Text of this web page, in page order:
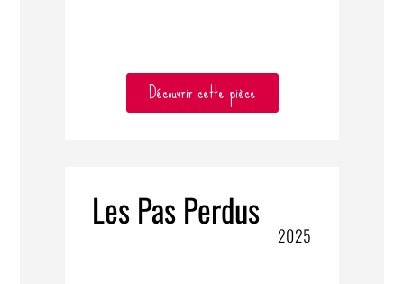
Découvrir cette pièce
Les Pas Perdus
2025